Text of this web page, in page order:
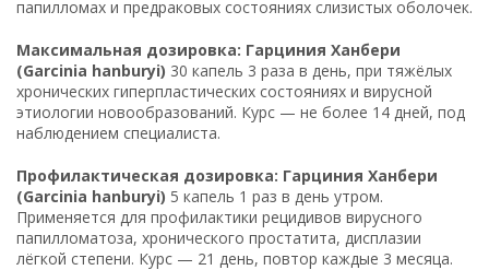
папилломах и предраковых состояниях слизистых оболочек.
Максимальная дозировка: Гарциния Ханбери
(Garcinia hanburyi) 30 капель 3 раза в день, при тяжёлых
хронических гиперпластических состояниях и вирусной
этиологии новообразований. Курс — не более 14 дней, под
наблюдением специалиста.
Профилактическая дозировка: Гарциния Ханбери
(Garcinia hanburyi) 5 капель 1 раз в день утром.
Применяется для профилактики рецидивов вирусного
папилломатоза, хронического простатита, дисплазии
лёгкой степени. Курс — 21 день, повтор каждые 3 месяца.